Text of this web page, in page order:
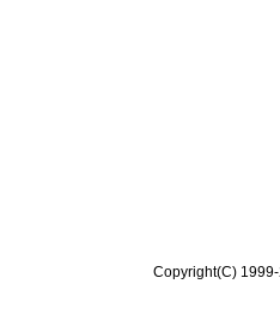
Copyright(C)